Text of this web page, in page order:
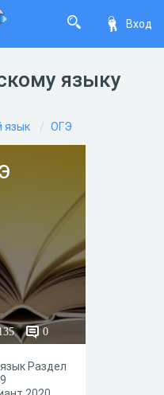
Вход
языку
язык ОГЭ
0
Раздел